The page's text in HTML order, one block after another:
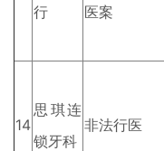
行
医案
14
思琪连
锁牙科
非法行医